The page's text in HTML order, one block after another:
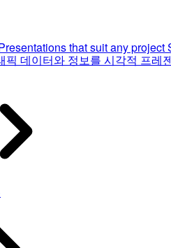
that suit any project
픽 데이터와 정보를 시각적 프레